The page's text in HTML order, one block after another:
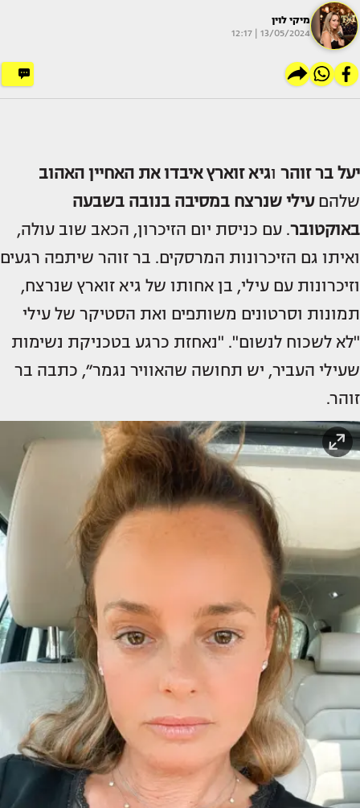
מיקי לוין
13/05/2024 | 12:17
יעל בר זוהר וגיא זוארץ איבדו את האחיין האהוב
שלהםעילי שנרצח במסיבה בנובה בשבעה
באוקטובר. עם כניסת יום הזיכרון, הכאב שוב עולה,
ואיתו גם הזיכרונות המרסקים. בר זוהר שיתפה רגעים
וזיכרונות עם עילי, בן אחותו של גיא זוארץ שנרצח,
תמונות וסרטונים משותפים ואת הסטיקר של עילי
"לא לשכוח לנשום". "נאחזת כרגע בטכניקת נשימות
שעילי העביר, יש תחושה שהאוויר נגמר״, כתבה בר
זוהר.